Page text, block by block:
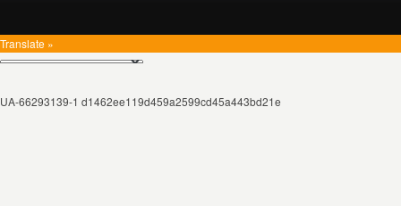
Translate »
UA-66293139-1 d1462ee119d459a2599cd45a443bd21e